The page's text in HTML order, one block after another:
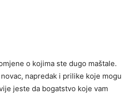
o kojima ste dugo maštale.
napredak i prilike koje mogu
jeste da bogatstvo koje vam